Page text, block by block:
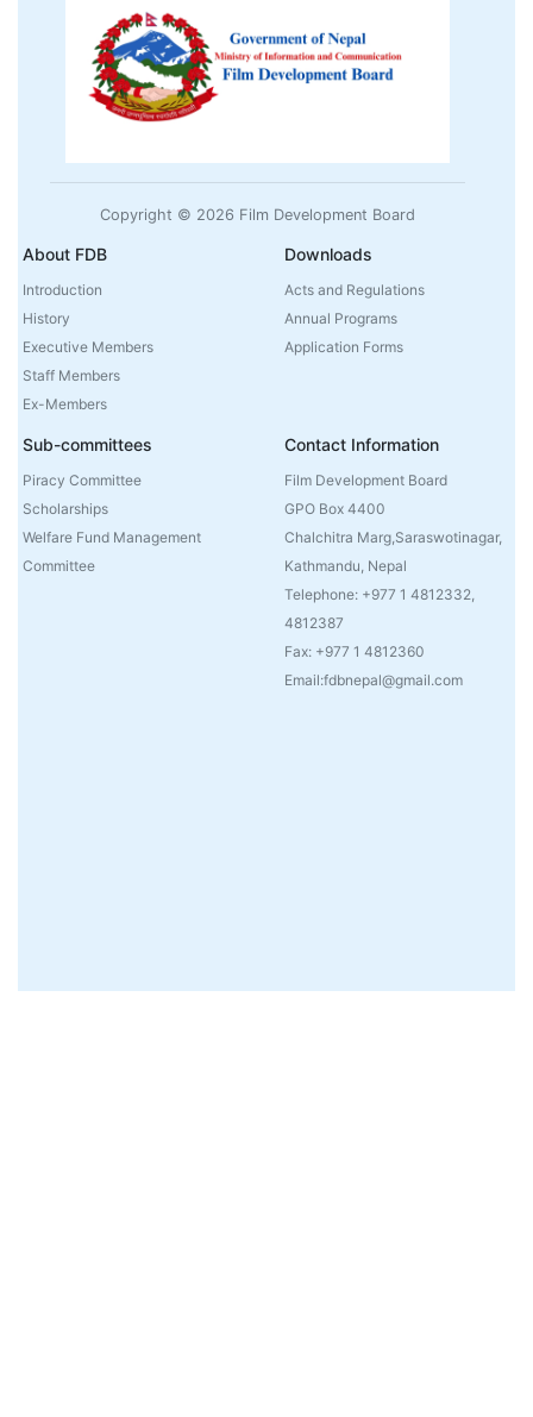
Copyright © 2026 Film Development Board
About FDB
Introduction
History
Executive Members
Staff Members
Ex-Members
Downloads
Acts and Regulations
Annual Programs
Application Forms
Sub-committees
Piracy Committee
Scholarships
Welfare Fund Management
Committee
Contact Information
Film Development Board
GPO Box 4400
Chalchitra Marg,Saraswotinagar,
Kathmandu, Nepal
Telephone: +977 1 4812332,
4812387
Fax: +977 1 4812360
Email:fdbnepal@gmail.com